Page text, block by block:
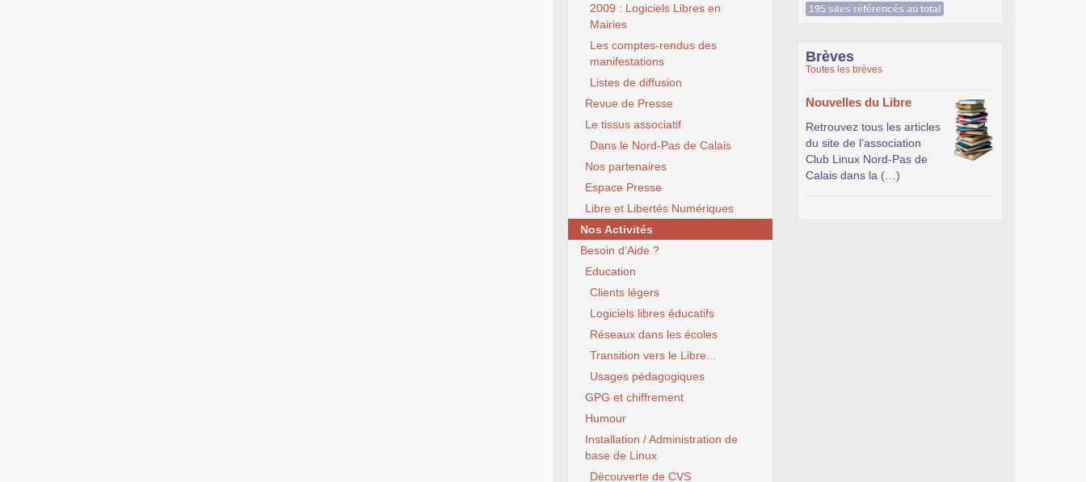
2009 : Logiciels Libres en
Mairies
Les comptes-rendus des
manifestations
Listes de diffusion
Revue de Presse
Le tissus associatif
Dans le Nord-Pas de Calais
Nos partenaires
Espace Presse
Libre et Libertés Numériques
Nos Activités
Besoin d’Aide ?
Education
Clients légers
Logiciels libres éducatifs
Réseaux dans les écoles
Transition vers le Libre...
Usages pédagogiques
GPG et chiffrement
Humour
Installation / Administration de
base de Linux
Découverte de CVS
195 sites référencés au total
Brèves
Toutes les brèves
Nouvelles du Libre
Retrouvez tous les articles
du site de l’association
Club Linux Nord-Pas de
Calais dans la (…)